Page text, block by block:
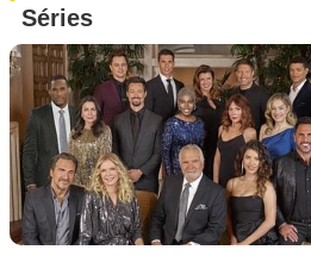
Séries